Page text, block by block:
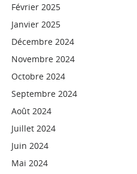
Février 2025
Janvier 2025
Décembre 2024
Novembre 2024
Octobre 2024
Septembre 2024
Août 2024
Juillet 2024
Juin 2024
Mai 2024